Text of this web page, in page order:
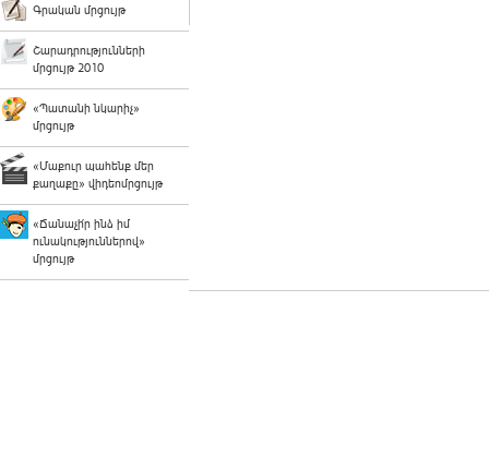
Գրական մրցույթ
Շարադրությունների
մրցույթ 2010
«Պատանի նկարիչ»
մրցույթ
«Մաքուր պահենք մեր
քաղաքը» վիդեոմրցույթ
«Ճանաչի՛ր ինձ իմ
ունակություններով»
մրցույթ